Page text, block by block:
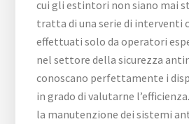
cui gli estintori non siano mai
tratta di una serie di interventi
effettuati solo da operatori
nel settore della sicurezza
conoscano perfettamente i
in grado di valutarne
la manutenzione dei sistemi